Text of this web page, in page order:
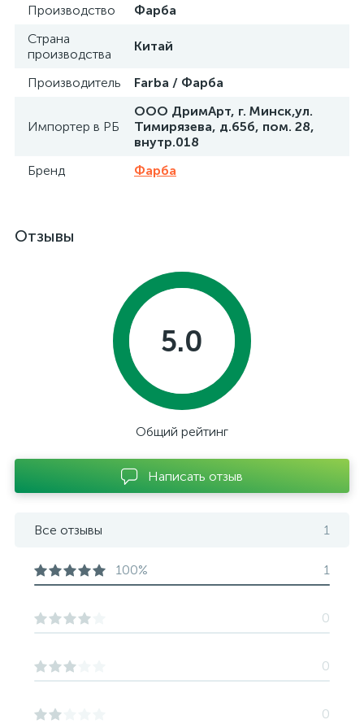
Производство
Фарба
Страна
производства
Китай
Производитель Farba / Фарба
Импортер в РБ
ООО ДримАрт, г. Минск,ул.
Тимирязева, д.65б, пом. 28,
внутр.018
Бренд
Фарба
Отзывы
5.0
Общий рейтинг
Написать отзыв
Все отзывы 1
100% 1
0
0
0